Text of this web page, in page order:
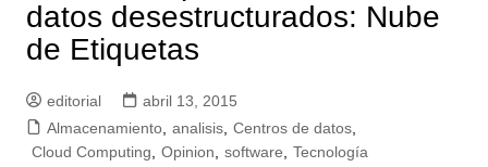
datos desestructurados: Nube
de Etiquetas
editorial
abril 13, 2015
Almacenamiento, analisis, Centros de datos,
Cloud Computing
Opinion software Tecnología